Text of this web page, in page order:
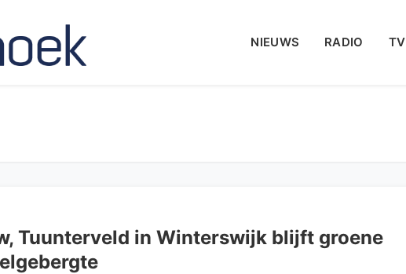
NIEUWS RADIO TV
Tuunterveld in Winterswijk blijft groene